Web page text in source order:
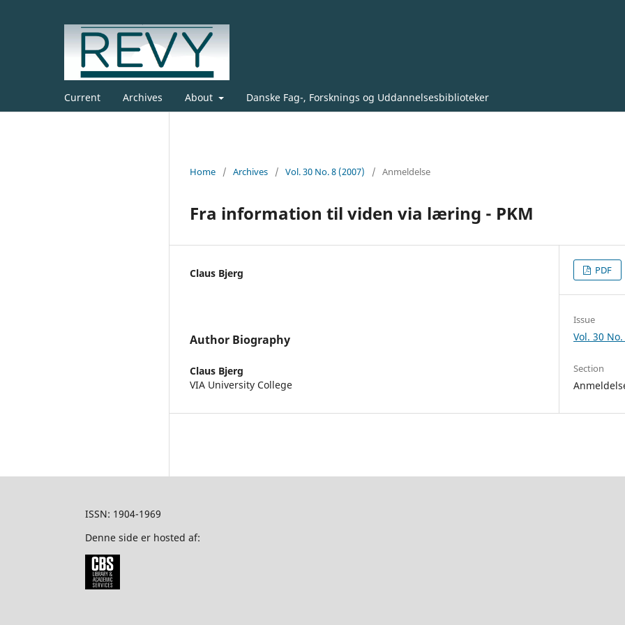
Current Archives About Danske Fag-, Forsknings og Uddannelsesbiblioteker
Home / Archives / Vol. 30 No. 8 (2007) / Anmeldelse
Fra information til viden via læring - PKM
Claus Bjerg
Author Biography
Claus Bjerg
VIA University College
PDF
Issue
Vol. 30
Section
ISSN: 1904-1969
Denne side er hosted af: